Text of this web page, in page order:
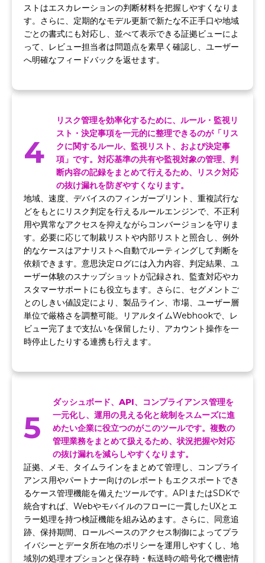
ストはエスカレーションの判断材料を把握しやすくなりま
す。さらに、定期的なモデル更新で新たな不正手口や地域
ごとの書式にも対応し、並べて表示できる証拠ビューによ
って、レビュー担当者は問題点を素早く確認し、ユーザー
へ明確なフィードバックを返せます。
4
リスク管理を効率化するために、ルール・監視リ
スト・決定事項を一元的に整理できるのが「リス
クに関するルール、監視リスト、および決定事
項」です。対応基準の共有や監視対象の管理、判
断内容の記録をまとめて行えるため、リスク対応
の抜け漏れを防ぎやすくなります。
地域、速度、デバイスのフィンガープリント、重複試行な
どをもとにリスク判定を行えるルールエンジンで、不正利
用や異常なアクセスを抑えながらコンバージョンを守りま
す。必要に応じて制裁リストや内部リストと照合し、例外
的なケースはアナリストへ自動でルーティングして判断を
依頼できます。意思決定ログには入力内容、判定結果、ユ
ーザー体験のスナップショットが記録され、監査対応やカ
スタマーサポートにも役立ちます。さらに、セグメントご
とのしきい値設定により、製品ライン、市場、ユーザー層
単位で厳格さを調整可能。リアルタイムWebhookで、レ
ビュー完了まで支払いを保留したり、アカウント操作を一
時停止したりする連携も行えます。
5
ダッシュボード、API、コンプライアンス管理を
一元化し、運用の見える化と統制をスムーズに進
めたい企業に役立つのがこのツールです。複数の
管理業務をまとめて扱えるため、状況把握や対応
の抜け漏れを減らしやすくなります。
証拠、メモ、タイムラインをまとめて管理し、コンプライ
アンス用やパートナー向けのレポートもエクスポートでき
るケース管理機能を備えたツールです。APIまたはSDKで
統合すれば、Webやモバイルのフローに一貫したUXとエ
ラー処理を持つ検証機能を組み込めます。さらに、同意追
跡、保持期間、ロールベースのアクセス制御によってプラ
イバシーとデータ所在地のポリシーを運用しやすくし、地
域別の処理オプションと保存時・転送時の暗号化で機密情